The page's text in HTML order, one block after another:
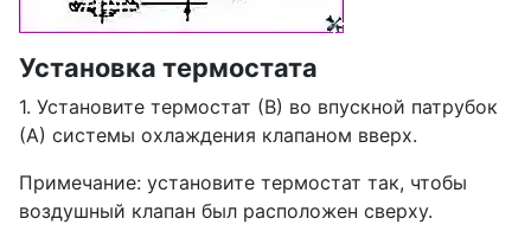
Установка термостата
1. Установите термостат (В) во впускной патрубок
(А) системы охлаждения клапаном вверх.
Примечание: установите термостат так, чтобы
воздушный клапан был расположен сверху.